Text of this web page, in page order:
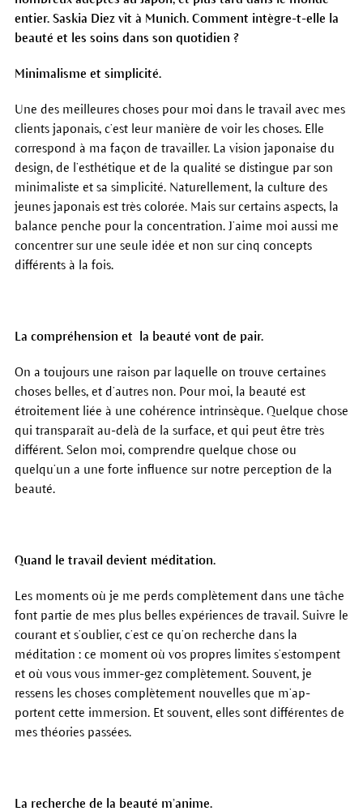
entier. Saskia Diez vit à Munich. Comment intègre-t-elle la
beauté et les soins dans son quotidien ?
Minimalisme et simplicité.
Une des meilleures choses pour moi dans le travail avec mes
clients japonais, c’est leur manière de voir les choses. Elle
correspond à ma façon de travailler. La vision japonaise du
design, de l’esthétique et de la qualité se distingue par son
minimaliste et sa simplicité. Naturellement, la culture des
jeunes japonais est très colorée. Mais sur certains aspects, la
balance penche pour la concentration. J’aime moi aussi me
concentrer sur une seule idée et non sur cinq concepts
différents à la fois.
La compréhension et la beauté vont de pair.
On a toujours une raison par laquelle on trouve certaines
choses belles, et d’autres non. Pour moi, la beauté est
étroitement liée à une cohérence intrinsèque. Quelque chose
qui transparaît au-delà de la surface, et qui peut être très
différent. Selon moi, comprendre quelque chose ou
quelqu’un a une forte influence sur notre perception de la
beauté.
Quand le travail devient méditation.
Les moments où je me perds complètement dans une tâche
font partie de mes plus belles expériences de travail. Suivre le
courant et s’oublier, c’est ce qu’on recherche dans la
méditation : ce moment où vos propres limites s’estompent
et où vous vous immer-gez complètement. Souvent, je
ressens les choses complètement nouvelles que m’ap-
portent cette immersion. Et souvent, elles sont différentes de
mes théories passées.
La recherche de la beauté m’anime.